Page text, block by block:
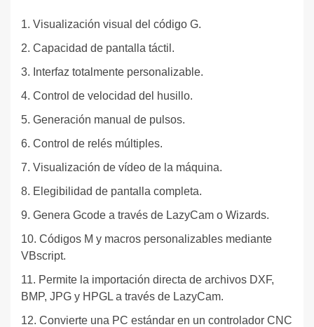
1. Visualización visual del código G.
2. Capacidad de pantalla táctil.
3. Interfaz totalmente personalizable.
4. Control de velocidad del husillo.
5. Generación manual de pulsos.
6. Control de relés múltiples.
7. Visualización de vídeo de la máquina.
8. Elegibilidad de pantalla completa.
9. Genera Gcode a través de LazyCam o Wizards.
10. Códigos M y macros personalizables mediante
VBscript.
11. Permite la importación directa de archivos DXF,
BMP, JPG y HPGL a través de LazyCam.
12. Convierte una PC estándar en un controlador CNC